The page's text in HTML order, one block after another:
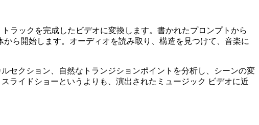
ラックを完成したビデオに変換します。書かれたプロンプトから
ら開始します。オーディオを読み取り、構造を見つけて、音楽に
セクション、自然なトランジションポイントを分析し、シーンの変
ライドショーというよりも、演出されたミュージック ビデオに近